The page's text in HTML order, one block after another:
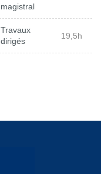
magistral
Travaux
dirigés
19,5h